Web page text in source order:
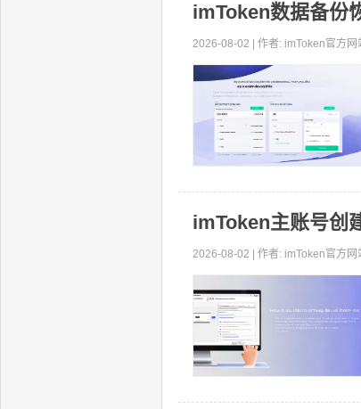
imToken数据备份
2026-08-02 | 作者: imToken官方网
imToken主账号创
2026-08-02 | 作者: imToken官方网